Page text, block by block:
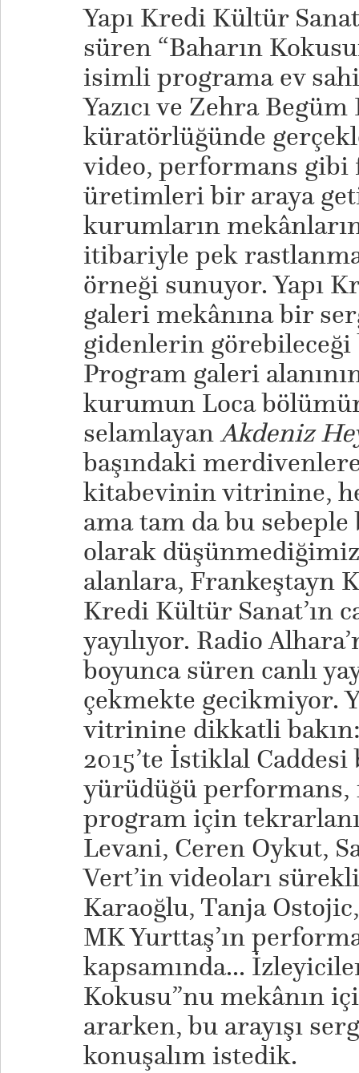
Yapı Kredi Kültür
süren “Baharın
isimli programa ev
Yazıcı ve Zehra Begüm
küratörlüğünde
video, performans
üretimleri bir araya
kurumların
itibariyle pek
örneği sunuyor. Yapı
galeri mekânına bir
gidenlerin görebileceği
Program galeri
kurumun Loca
selamlayanAkdeniz
başındaki
kitabevinin vitrinine,
ama tam da bu
olarak
alanlara, Frankeştayn
Kredi Kültür Sanat’ın
yayılıyor. Radio
boyunca süren canlı
çekmekte gecikmiyor.
vitrinine dikkatli bakın:
2015’te İstiklal
yürüdüğü performans,
program için
Levani, Ceren Oykut,
Vert’in videoları
Karaoğlu, Tanja
MK Yurttaş’ın
kapsamında...
Kokusu”nu mekânın
ararken, bu arayışı
konuşalım istedik.